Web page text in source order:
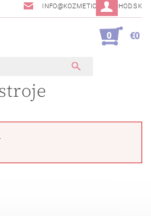
INFO@KOZMETICKYOBCHOD.SK
0 €0